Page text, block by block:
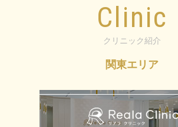
Clinic
クリニック紹介
関東エリア